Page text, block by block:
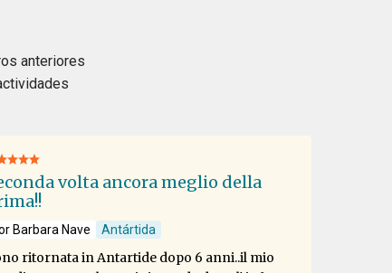
anteriores
volta ancora meglio della
Barbara Nave Antártida
ritornata in Antartide dopo 6 anni..il mio